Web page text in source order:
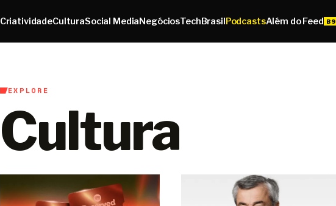
CriatividadeCulturaSocial MediaNegóciosTechBrasilPodcastsAlém do Feed
EXPLORE
Cultura